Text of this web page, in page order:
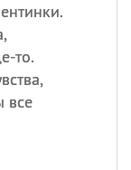
то.
все